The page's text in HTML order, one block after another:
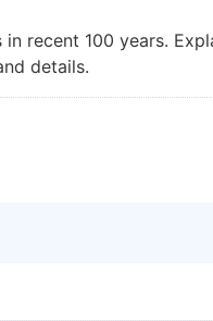
recent 100 years.
details.